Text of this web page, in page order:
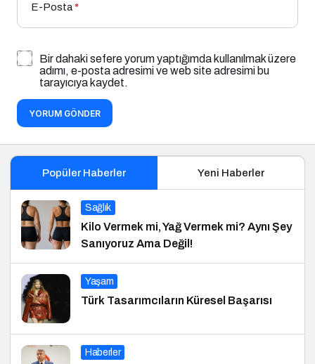
E-Posta*
Bir dahaki sefere yorum yaptığımda kullanılmak üzere
adımı, e-posta adresimi ve web site adresimi bu
tarayıcıya kaydet.
YORUM GÖNDER
Popüler Haberler Yeni Haberler
Sağlık
Kilo Vermek mi, Yağ Vermek mi? Aynı Şey
Sanıyoruz Ama Değil!
Yaşam
Türk Tasarımcıların Küresel Başarısı
Haberler